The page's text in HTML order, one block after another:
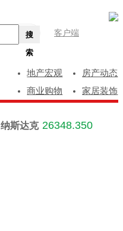
客户端
搜
索
地产宏观
房产动态
商业购物
家居装饰
纳斯达克 26348.350